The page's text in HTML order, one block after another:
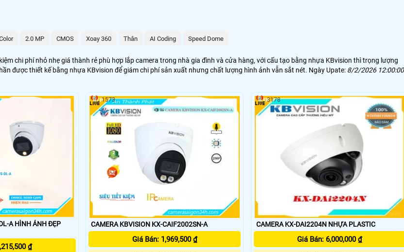
2.0 MP CMOS Xoay 360 Thân AI Coding Speed Dome
chi phí nhỏ nhẹ giá thành rẻ phù hợp lắp camera trong nhà gia đình và cửa hàng, với cấu tạo bằng nhựa KBvision thì trọng lượng
được thiết kế bằng nhựa KBvision để giám chi phí sản xuất nhưng chất lượng hình ảnh vẫn sắt nét. Ngày Upate: 8/2/2026 12:00:00
A HÌNH ẢNH ĐẸP
₫
CAMERA KBVISION KX-CAIF2002SN-A
Giá Bán: 1,969,500 ₫
1573
CAMERA KX-DAI2204N NHỰA PLASTIC
Giá Bán: 6,000,000 ₫
3178